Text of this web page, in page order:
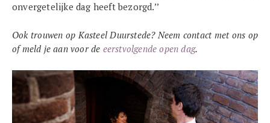
onvergetelijke dag heeft bezorgd.’’
Ook trouwen op Kasteel Duurstede? Neem contact met ons op
of meld je aan voor de eerstvolgende open dag.